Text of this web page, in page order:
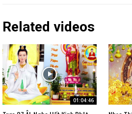
Related videos
01:04:46